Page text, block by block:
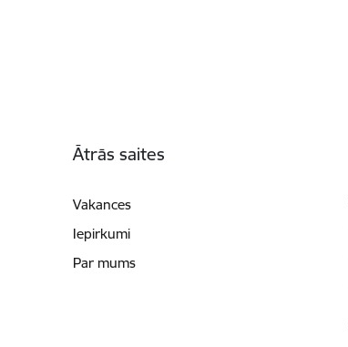
Ātrās saites
Vakances
Iepirkumi
Par mums